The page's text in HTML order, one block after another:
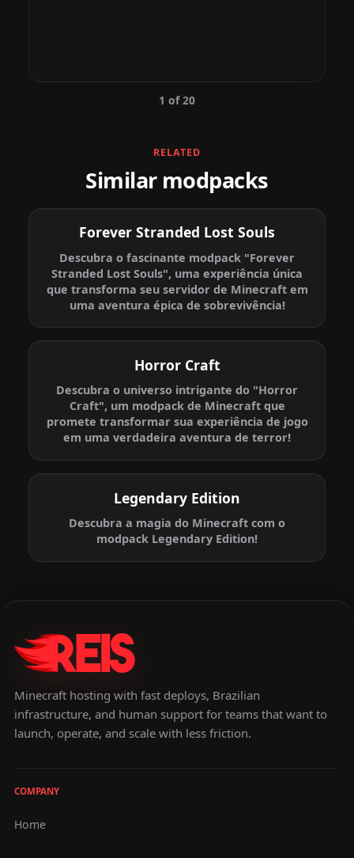
1 of 20
RELATED
Similar modpacks
Forever Stranded Lost Souls
Descubra o fascinante modpack "Forever
Stranded Lost Souls", uma experiência única
que transforma seu servidor de Minecraft em
uma aventura épica de sobrevivência!
Horror Craft
Descubra o universo intrigante do "Horror
Craft", um modpack de Minecraft que
promete transformar sua experiência de jogo
em uma verdadeira aventura de terror!
Legendary Edition
Descubra a magia do Minecraft com o
modpack Legendary Edition!
Minecraft hosting with fast deploys, Brazilian
infrastructure, and human support for teams that want to
launch, operate, and scale with less friction.
COMPANY
Home